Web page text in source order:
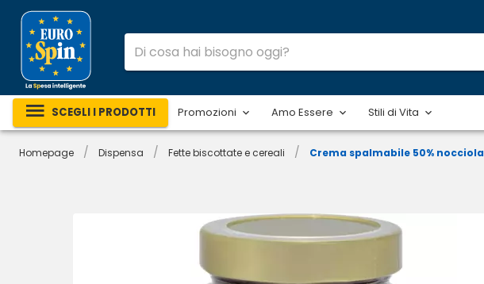
SCEGLI I PRODOTTI Promozioni Amo Essere Stili di Vita
Homepage / Dispensa / Fette biscottate e cereali / Crema spalmabile 50% nocciola